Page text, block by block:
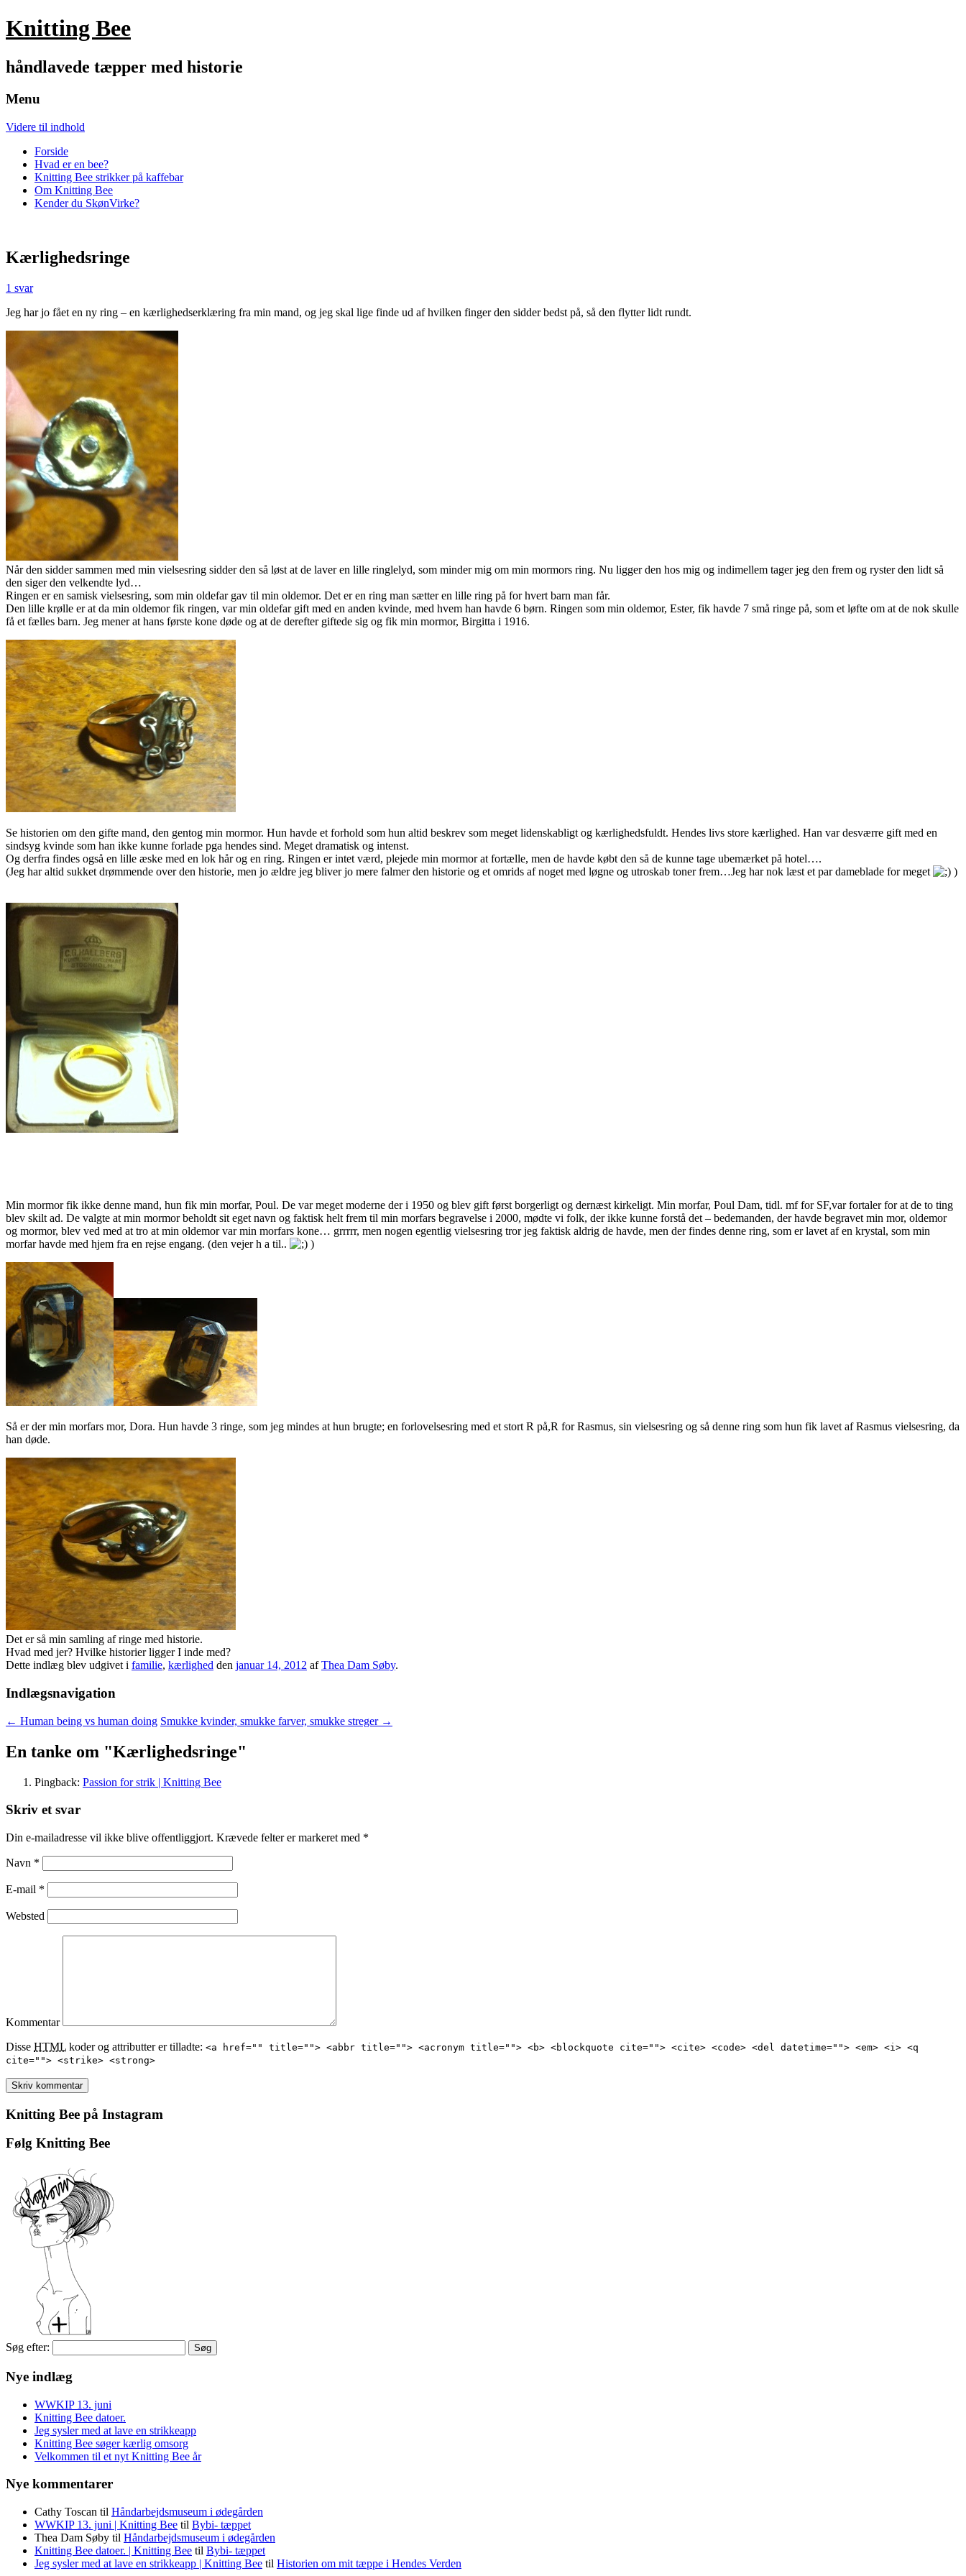
Knitting Bee
håndlavede tæpper med historie
Menu
Videre til indhold
Forside
Hvad er en bee?
Knitting Bee strikker på kaffebar
Om Knitting Bee
Kender du SkønVirke?
Kærlighedsringe
1 svar
Jeg har jo fået en ny ring – en kærlighedserklæring fra min mand, og jeg skal lige finde ud af hvilken finger den sidder bedst på, så den flytter lidt rundt.
Når den sidder sammen med min vielsesring sidder den så løst at de laver en lille ringlelyd, som minder mig om min mormors ring. Nu ligger den hos mig og indimellem tager jeg den frem og ryster den lidt så
den siger den velkendte lyd…
Ringen er en samisk vielsesring, som min oldefar gav til min oldemor. Det er en ring man sætter en lille ring på for hvert barn man får.
Den lille krølle er at da min oldemor fik ringen, var min oldefar gift med en anden kvinde, med hvem han havde 6 børn. Ringen som min oldemor, Ester, fik havde 7 små ringe på, som et løfte om at de nok skulle
få et fælles barn. Jeg mener at hans første kone døde og at de derefter giftede sig og fik min mormor, Birgitta i 1916.
Se historien om den gifte mand, den gentog min mormor. Hun havde et forhold som hun altid beskrev som meget lidenskabligt og kærlighedsfuldt. Hendes livs store kærlighed. Han var desværre gift med en
sindsyg kvinde som han ikke kunne forlade pga hendes sind. Meget dramatisk og intenst.
Og derfra findes også en lille æske med en lok hår og en ring. Ringen er intet værd, plejede min mormor at fortælle, men de havde købt den så de kunne tage ubemærket på hotel….
(Jeg har altid sukket drømmende over den historie, men jo ældre jeg bliver jo mere falmer den historie og et omrids af noget med løgne og utroskab toner frem…Jeg har nok læst et par dameblade for meget
)
Min mormor fik ikke denne mand, hun fik min morfar, Poul. De var meget moderne der i 1950 og blev gift først borgerligt og dernæst kirkeligt. Min morfar, Poul Dam, tidl. mf for SF,var fortaler for at de to ting
blev skilt ad. De valgte at min mormor beholdt sit eget navn og faktisk helt frem til min morfars begravelse i 2000, mødte vi folk, der ikke kunne forstå det – bedemanden, der havde begravet min mor, oldemor
og mormor, blev ved med at tro at min oldemor var min morfars kone… grrrrr, men nogen egentlig vielsesring tror jeg faktisk aldrig de havde, men der findes denne ring, som er lavet af en krystal, som min
morfar havde med hjem fra en rejse engang. (den vejer h a til.. )
Så er der min morfars mor, Dora. Hun havde 3 ringe, som jeg mindes at hun brugte; en forlovelsesring med et stort R på,R for Rasmus, sin vielsesring og så denne ring som hun fik lavet af Rasmus vielsesring, da
han døde.
Det er så min samling af ringe med historie.
Hvad med jer? Hvilke historier ligger I inde med?
Dette indlæg blev udgivet i familie, kærlighed den januar 14, 2012 afThea Dam Søby.
Indlægsnavigation
← Human being vs human doing Smukke kvinder, smukke farver, smukke streger →
En tanke om "Kærlighedsringe"
Pingback: Passion for strik | Knitting Bee
Skriv et svar
Din e-mailadresse vil ikke blive offentliggjort. Krævede felter er markeret med *
Navn *
E-mail *
Websted
Kommentar
Disse HTML koder og attributter er tilladte: <a href="" title=""> <abbr title=""> <acronym title=""> <b> <blockquote cite=""> <cite> <code> <del datetime=""> <em> <i> <q
cite=""> <strike> <strong>
Knitting Bee på Instagram
Følg Knitting Bee
Søg efter:
Nye indlæg
WWKIP 13. juni
Knitting Bee datoer.
Jeg sysler med at lave en strikkeapp
Knitting Bee søger kærlig omsorg
Velkommen til et nyt Knitting Bee år
Nye kommentarer
Cathy Toscan til Håndarbejdsmuseum i ødegården
WWKIP 13. juni | Knitting Bee til Bybi- tæppet
Thea Dam Søby til Håndarbejdsmuseum i ødegården
Knitting Bee datoer. | Knitting Bee til Bybi- tæppet
Jeg sysler med at lave en strikkeapp | Knitting Bee til Historien om mit tæppe i Hendes Verden